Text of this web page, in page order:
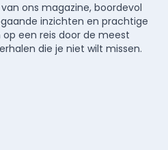
ons magazine, boordevol
inzichten en prachtige
een reis door de meest
die je niet wilt missen.